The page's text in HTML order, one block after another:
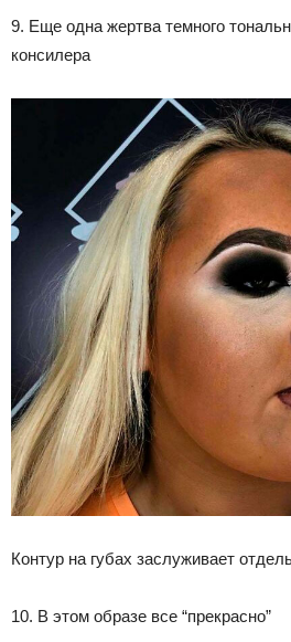
9. Еще одна жертва темного
консилера
Контур на губах заслуживает
10. В этом образе все “прекрасно”